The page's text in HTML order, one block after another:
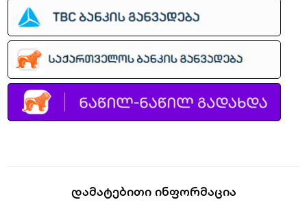
Დამატებითი Ინფორმაცია